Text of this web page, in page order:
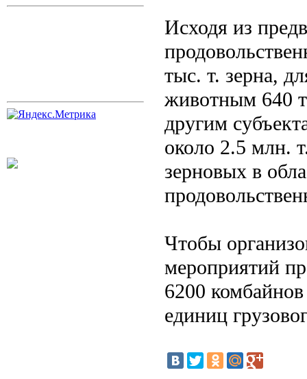
Исходя из
тыс. т. зерна,
животным 640
другим
около 2.5 млн.
зерновых в
Чтобы
мероприятий
6200
единиц